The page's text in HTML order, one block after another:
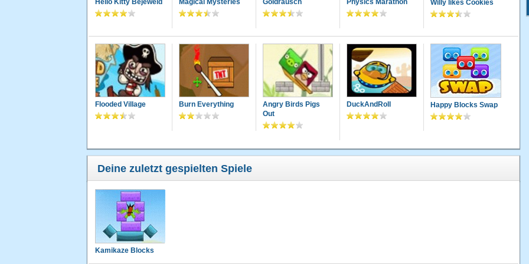
Hello Kitty Bejeweld Magical Mysteries Goldrausch Physics Marathon Willy likes Cookies
Flooded Village Burn Everything
Angry Birds Pigs
Out
DuckAndRoll Happy Blocks Swap
Deine zuletzt gespielten Spiele
Kamikaze Blocks